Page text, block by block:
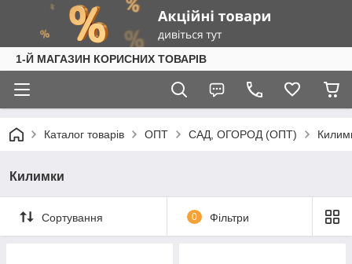
1-Й МАГАЗИН КОРИСНИХ ТОВАРІВ
Каталог товарів ОПТ САД, ОГОРОД (ОПТ)
Килимки
Сортування 0 Фільтри